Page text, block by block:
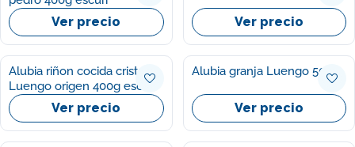
Ver precio Ver precio
Alubia riñon cocida cristal
Luengo origen 400g escurr
Ver precio
Alubia granja Luengo 500g
Ver precio